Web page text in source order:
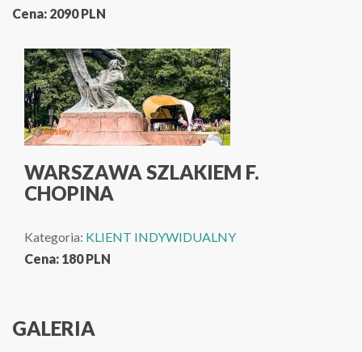
Cena: 2090 PLN
WARSZAWA SZLAKIEM F.
CHOPINA
Kategoria: KLIENT INDYWIDUALNY
Cena: 180 PLN
GALERIA